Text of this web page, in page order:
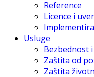
Reference
Licence i
Usluge
Bezbednost
Zaštita od
Zaštita